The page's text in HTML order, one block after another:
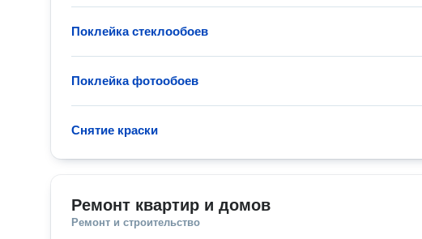
Поклейка стеклообоев
Поклейка фотообоев
Снятие краски
Ремонт квартир и домов
Ремонт и строительство